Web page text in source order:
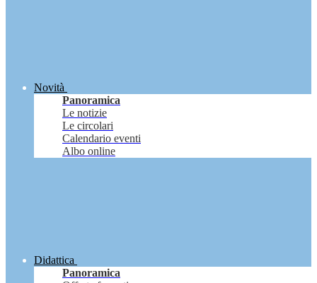
Novità
Panoramica
Le notizie
Le circolari
Calendario eventi
Albo online
Didattica
Panoramica